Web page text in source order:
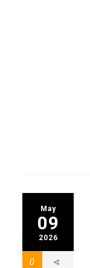
May
09
2026
0